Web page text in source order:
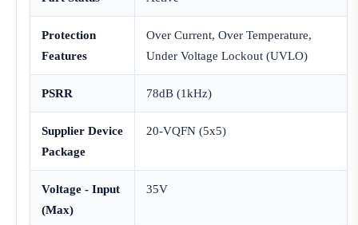
Protection
Features
Over Current, Over Temperature,
Under Voltage Lockout (UVLO)
PSRR 78dB (1kHz)
Supplier Device
Package
20-VQFN (5x5)
Voltage - Input
(Max)
35V